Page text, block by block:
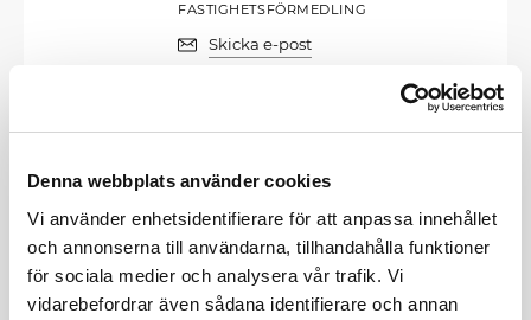
Denna webbplats använder cookies
Vi använder enhetsidentifierare för att anpassa innehållet
och annonserna till användarna, tillhandahålla funktioner
för sociala medier och analysera vår trafik. Vi
vidarebefordrar även sådana identifierare och annan
FASTIGHETSFÖRMEDLING
Skicka e-post
Josefine Oldenburg Landin
FASTIGHETSFÖRMEDLING
Skicka e-post
0730500929